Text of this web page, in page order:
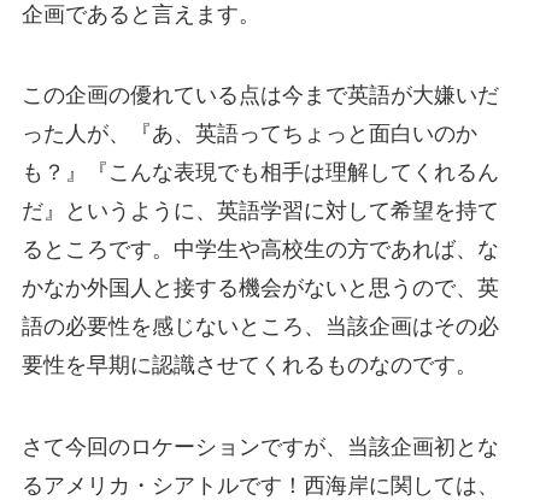
企画であると言えます。
この企画の優れている点は今まで英語が大嫌いだ
った人が、『あ、英語ってちょっと面白いのか
も？』『こんな表現でも相手は理解してくれるん
だ』というように、英語学習に対して希望を持て
るところです。 中学生や高校生の方であれば、な
かなか外国人と接する機会がないと思うので、英
語の必要性を感じないところ、当該企画はその必
要性を早期に認識させてくれるものなのです。
さて今回のロケーションですが、当該企画初とな
るアメリカ・シアトルです！西海岸に関しては、